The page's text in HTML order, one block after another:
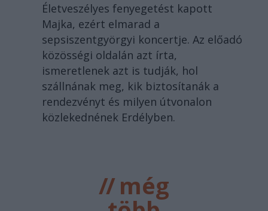
Életveszélyes fenyegetést kapott
Majka, ezért elmarad a
sepsiszentgyörgyi koncertje. Az előadó
közösségi oldalán azt írta,
ismeretlenek azt is tudják, hol
szállnának meg, kik biztosítanák a
rendezvényt és milyen útvonalon
közlekednének Erdélyben.
//még